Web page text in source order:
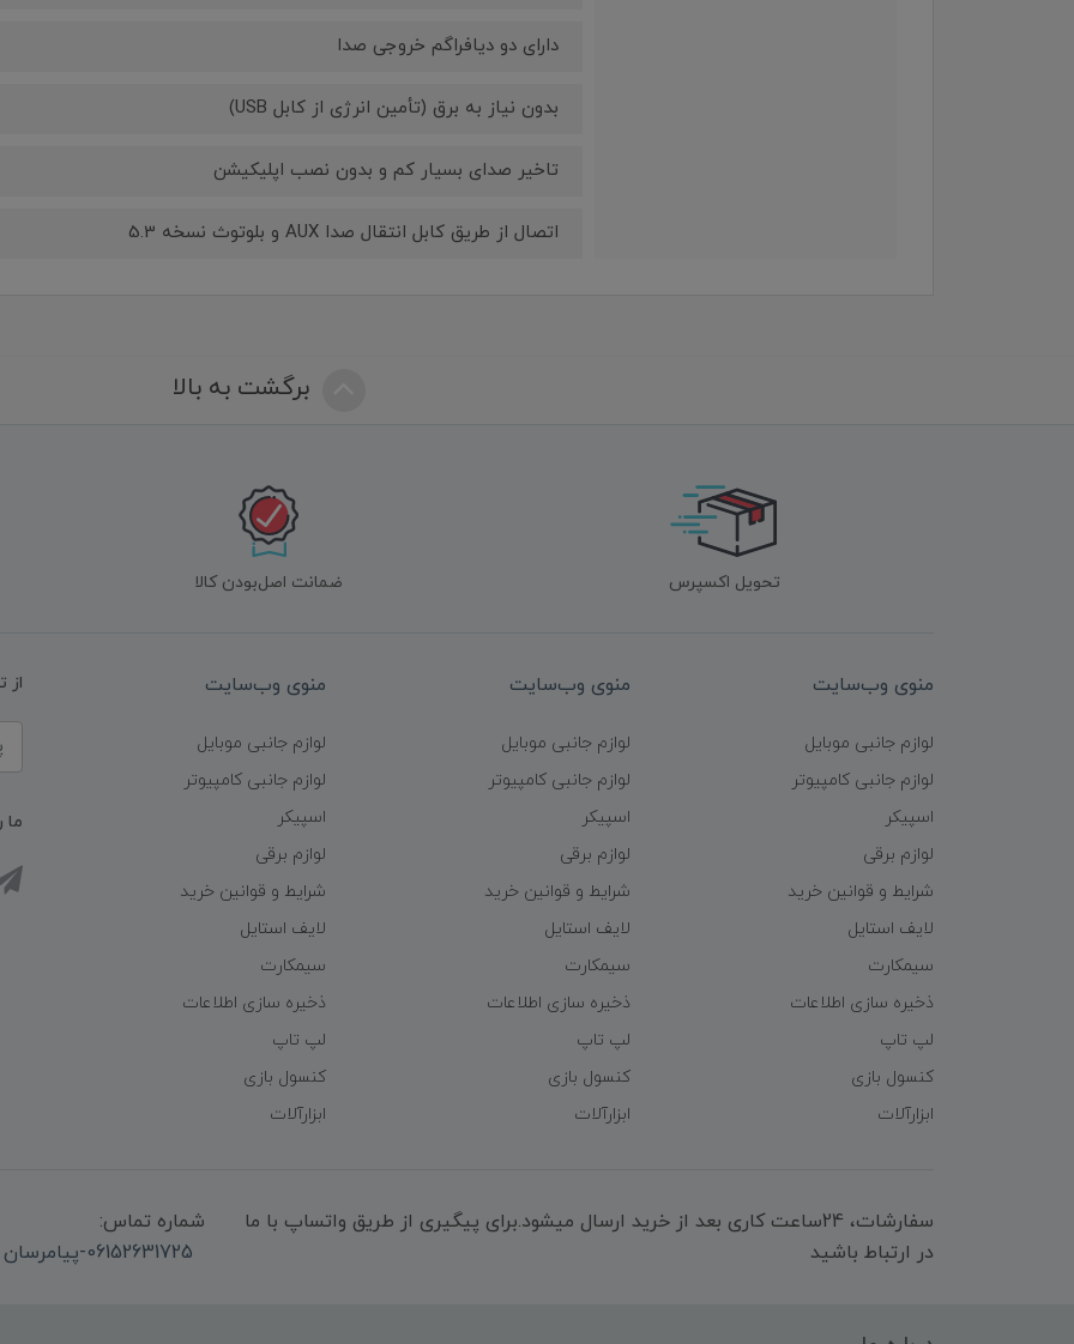
دارای دو دیافراگم خروجی صدا
بدون نیاز به برق (تأمین انرژی از کابل USB)
تاخیر صدای بسیار کم و بدون نصب اپلیکیشن
اتصال از طریق کابل انتقال صدا AUX و بلوتوث نسخه 5.3
برگشت به بالا
تحویل اکسپرس ضمانت اصل‌بودن کالا
منوی وب‌سایت
لوازم جانبی موبایل
لوازم جانبی کامپیوتر
اسپیکر
لوازم برقی
شرایط و قوانین خرید
لایف استایل
سیمکارت
ذخیره سازی اطلاعات
لپ تاپ
کنسول بازی
ابزارآلات
منوی وب‌سایت
لوازم جانبی موبایل
لوازم جانبی کامپیوتر
اسپیکر
لوازم برقی
شرایط و قوانین خرید
لایف استایل
سیمکارت
ذخیره سازی اطلاعات
لپ تاپ
کنسول بازی
ابزارآلات
منوی وب‌سایت
لوازم جانبی موبایل
لوازم جانبی کامپیوتر
اسپیکر
لوازم برقی
شرایط و قوانین خرید
لایف استایل
سیمکارت
ذخیره سازی اطلاعات
لپ تاپ
کنسول بازی
ابزارآلات
از
ما
سفارشات، 24ساعت کاری بعد از خرید ارسال میشود.برای پیگیری از طریق واتساپ با ما
در ارتباط باشید
شماره تماس:
06152631725-پیامرسان واتساپ 09339947850